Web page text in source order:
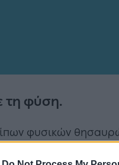
τη φύση.
φυσικών
εμπειρίες